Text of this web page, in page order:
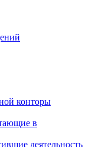
конторы
в
деятельность